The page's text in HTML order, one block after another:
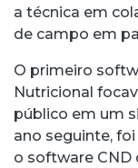
a técnica em
de campo em
O primeiro
Nutricional
público em um
ano seguinte,
o software CND